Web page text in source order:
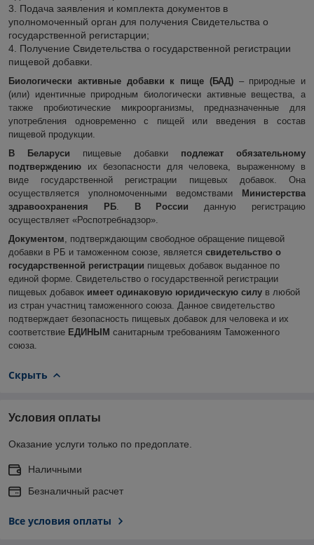
3. Подача заявления и комплекта документов в
уполномоченный орган для получения Свидетельства о
государственной регистарции;
4. Получение Свидетельства о государственной регистрации
пищевой добавки.
Биологически активные добавки к пище (БАД)– природные и
(или) идентичные природным биологически активные вещества, а
также пробиотические микроорганизмы, предназначенные для
употребления одновременно с пищей или введения в состав
пищевой продукции.
В Беларуси пищевые добавки подлежат обязательному
подтверждению их безопасности для человека, выраженному в
виде государственной регистрации пищевых добавок. Она
осуществляется уполномоченными ведомствами
Министерства
здравоохранения РБ. В России данную регистрацию
осуществляет «Роспотребнадзор».
Документом , подтверждающим свободное обращение пищевой
добавки в РБ и таможенном союзе, является свидетельство о
государственной регистрации пищевых добавок выданное по
единой форме. Свидетельство о государственной регистрации
пищевых добавок имеет одинаковую юридическую силу в любой
из стран участниц таможенного союза. Данное свидетельство
подтверждает безопасность пищевых добавок для человека и их
соответствие ЕДИНЫМ санитарным требованиям Таможенного
союза.
Скрыть
Условия оплаты
Оказание услуги только по предоплате.
Наличными
Безналичный расчет
Все условия оплаты